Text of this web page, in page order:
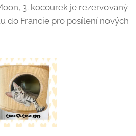
3. kocourek je rezervovaný
do Francie pro posílení nových